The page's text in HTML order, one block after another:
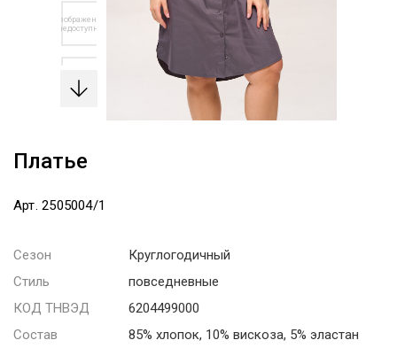
Платье
Арт. 2505004/1
Сезон
Круглогодичный
Стиль
повседневные
КОД ТНВЭД
6204499000
Состав
85% хлопок, 10% вискоза, 5% эластан